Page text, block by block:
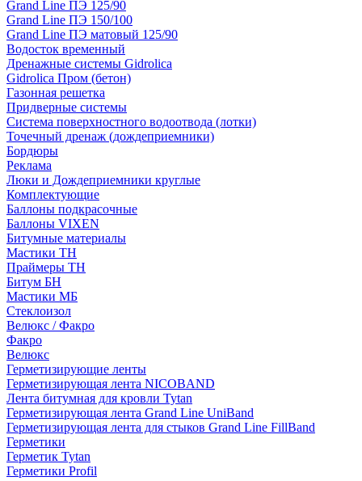
Grand Line ПЭ 125/90
Grand Line ПЭ 150/100
Grand Line ПЭ матовый 125/90
Водосток временный
Дренажные системы Gidrolica
Gidrolica Пром (бетон)
Газонная решетка
Придверные системы
Система поверхностного водоотвода (лотки)
Точечный дренаж (дождеприемники)
Бордюры
Рекламa
Люки и Дождеприемники круглые
Комплектующие
Баллоны подкрасочные
Баллоны VIXEN
Битумные материалы
Мастики ТН
Праймеры ТН
Битум БН
Мастики МБ
Стеклоизол
Велюкс / Факро
Факро
Велюкс
Герметизирующие ленты
Герметизирующая лента NICOBAND
Лента битумная для кровли Tytan
Герметизирующая лента Grand Line UniBand
Герметизирующая лента для стыков Grand Line FillBand
Герметики
Герметик Tytan
Герметики Profil